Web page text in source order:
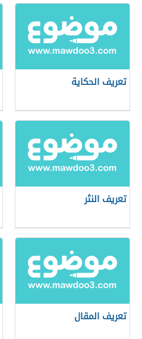
تعريف الحكاية
تعريف النثر
تعريف المقال